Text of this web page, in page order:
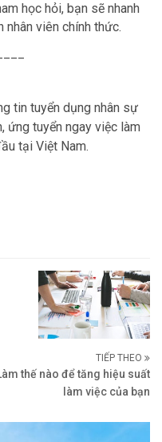
học hỏi, bạn sẽ nhanh
nhân viên chính thức.
tin tuyển dụng nhân sự
ứng tuyển ngay việc làm
tại Việt Nam.
TIẾP THEO
thế nào để tăng hiệu suất
làm việc của bạn